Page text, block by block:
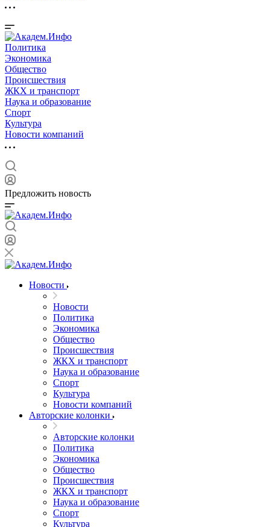
Политика
Экономика
Общество
Происшествия
ЖКХ и транспорт
Наука и образование
Спорт
Культура
Новости компаний
Предложить новость
Новости
Новости
Политика
Экономика
Общество
Происшествия
ЖКХ и транспорт
Наука и образование
Спорт
Культура
Новости компаний
Авторские колонки
Авторские колонки
Политика
Экономика
Общество
Происшествия
ЖКХ и транспорт
Наука и образование
Спорт
Культура